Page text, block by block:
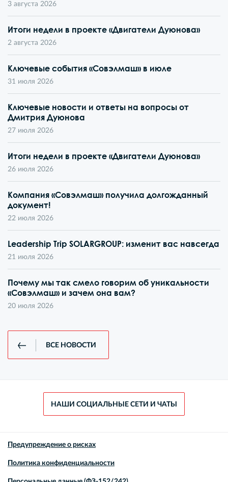
3 августа 2026
Итоги недели в проекте «Двигатели Дуюнова»
2 августа 2026
Ключевые события «Совэлмаш» в июле
31 июля 2026
Ключевые новости и ответы на вопросы от
Дмитрия Дуюнова
27 июля 2026
Итоги недели в проекте «Двигатели Дуюнова»
26 июля 2026
Компания «Совэлмаш» получила долгожданный
документ!
22 июля 2026
Leadership Trip SOLARGROUP: изменит вас навсегда
21 июля 2026
Почему мы так смело говорим об уникальности
«Совэлмаш» и зачем она вам?
20 июля 2026
ВСЕ НОВОСТИ
НАШИ СОЦИАЛЬНЫЕ СЕТИ И ЧАТЫ
Предупреждение о рисках
Политика конфиденциальности